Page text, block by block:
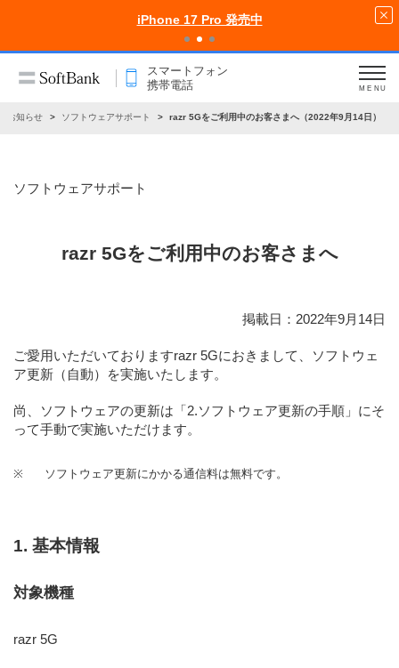
iPhone 17 Pro 発売中
スマートフォン
携帯電話
MENU
お知らせ ソフトウェアサポート razr 5Gをご利用中のお客さまへ（2022年9月14日）
ソフトウェアサポート
razr 5Gをご利用中のお客さまへ
掲載日：2022年9月14日
ご愛用いただいておりますrazr 5Gにおきまして、ソフトウェ
ア更新（自動）を実施いたします。
尚、ソフトウェアの更新は 「2.ソフトウェア更新の手順」 にそ
って手動で実施いただけます。
※ ソフトウェア更新にかかる通信料は無料です。
1. 基本情報
対象機種
razr 5G